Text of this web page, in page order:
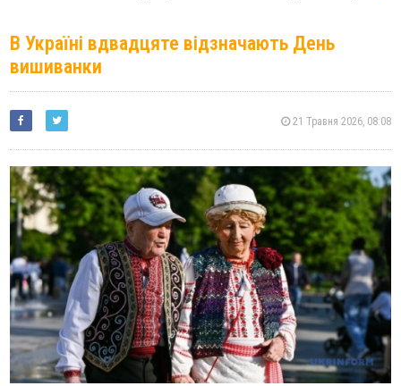
В Україні вдвадцяте відзначають День
вишиванки
21 Травня 2026, 08:08